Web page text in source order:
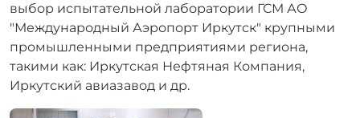
выбор испытательной лаборатории ГСМ АО
"Международный Аэропорт Иркутск" крупными
промышленными предприятиями региона,
такими как: Иркутская Нефтяная Компания,
Иркутский авиазавод и др.